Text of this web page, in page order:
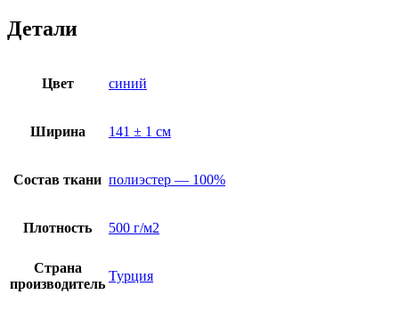
Детали
Цвет синий
Ширина 141 ± 1 см
Состав ткани полиэстер — 100%
Плотность 500 г/м2
Страна
производитель
Турция